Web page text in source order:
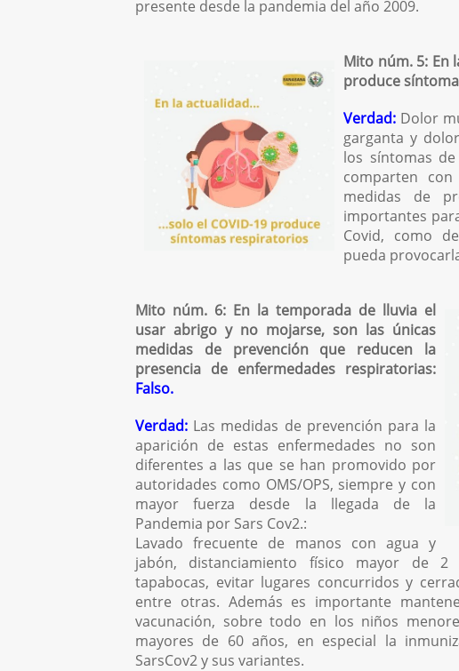
presente desde la pandemia del año 2009.
Mito núm. 5: En
produce
Verdad: Dolor
garganta y
los síntomas
comparten
medidas de
importantes
Covid, como
pueda
Mito núm. 6: En la temporada de lluvia el
usar abrigo y no mojarse, son las únicas
medidas de prevención que reducen la
presencia de enfermedades respiratorias:
Falso.
Verdad: Las medidas de prevención para la
aparición de estas enfermedades no son
diferentes a las que se han promovido por
autoridades como OMS/OPS, siempre y con
mayor fuerza desde la llegada de la
Pandemia por Sars Cov2.:
Lavado frecuente de manos con agua y
jabón, distanciamiento físico mayor de
tapabocas, evitar lugares concurridos y
entre otras. Además es importante
vacunación, sobre todo en los niños
mayores de 60 años, en especial la
SarsCov2 y sus variantes.